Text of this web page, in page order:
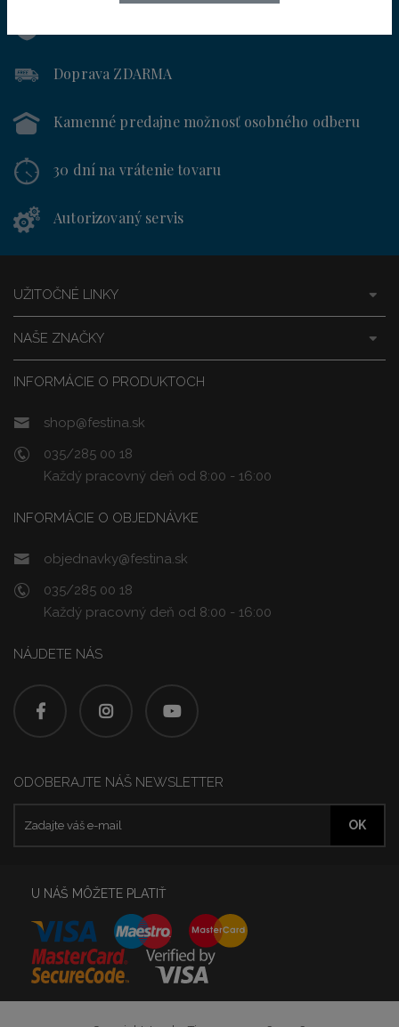
Doprava ZDARMA
Kamenné predajnemožnosť osobného odberu
30 dní na vrátenie tovaru
Autorizovaný servis
INFORMÁCIE O PRODUKTOCH
shop@festina.sk
035/285 00 18
Každý pracovný deň od 8:00 - 16:00
INFORMÁCIE O OBJEDNÁVKE
objednavky@festina.sk
035/285 00 18
Každý pracovný deň od 8:00 - 16:00
NAŠE ZNAČKY
UŽITOČNÉ LINKY
NÁJDETE NÁS
ODOBERAJTE NÁŠ NEWSLETTER
U NÁŠ MÔŽETE PLATIŤ